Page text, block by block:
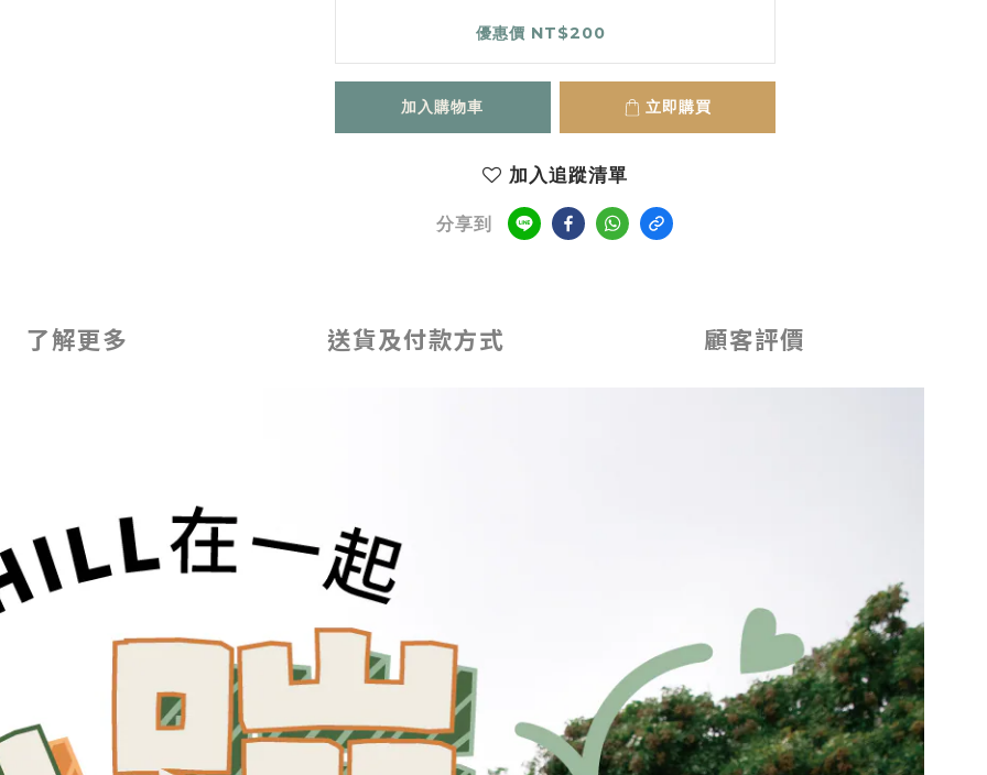
優惠價 NT$200
加入購物車 立即購買
加入追蹤清單
分享到
了解更多 送貨及付款方式 顧客評價